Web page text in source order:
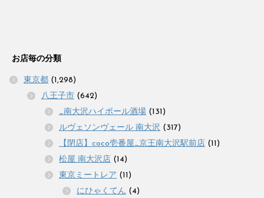
お店毎の分類
東京都 (1,298)
八王子市 (642)
_南大沢ハイボール酒場 (131)
ルヴェソンヴェール 南大沢 (317)
【閉店】coco壱番屋_京王南大沢駅前店 (11)
松屋 南大沢店 (14)
東京ミートレア (11)
にひゃくてん (4)